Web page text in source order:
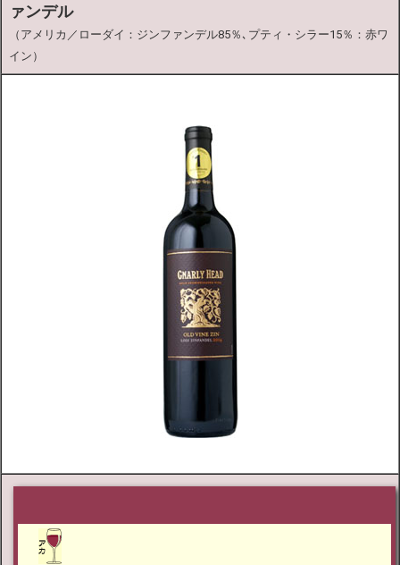
ァンデル
（アメリカ／ローダイ：ジンファンデル85％､プティ・シラー15％：赤ワ
イン）